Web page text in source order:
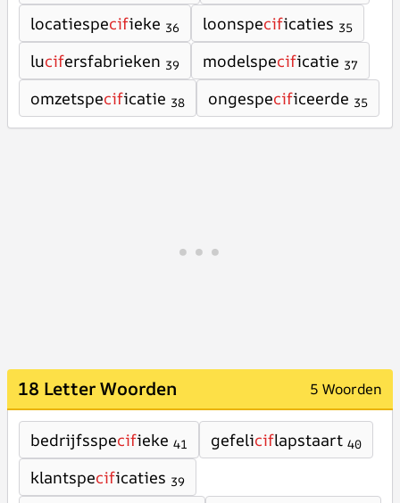
locatiespecifieke 36 loonspecificaties 35
lucifersfabrieken 39 modelspecificatie 37
omzetspecificatie 38 ongespecificeerde 35
18 Letter Woorden 5 Woorden
bedrijfsspecifieke 41 gefeliciflapstaart 40
klantspecificaties 39